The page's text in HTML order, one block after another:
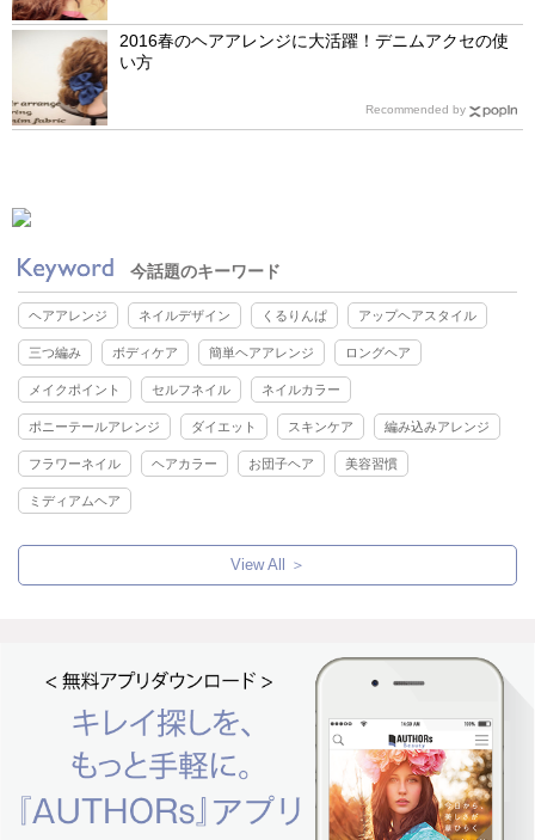
2016春のヘアアレンジに大活躍！デニムアクセの使
い方
Recommended by
今話題のキーワード
ヘアアレンジ ネイルデザイン くるりんぱ アップヘアスタイル
三つ編み ボディケア 簡単ヘアアレンジ ロングヘア
メイクポイント セルフネイル ネイルカラー
ポニーテールアレンジ ダイエット スキンケア 編み込みアレンジ
フラワーネイル ヘアカラー お団子ヘア 美容習慣
ミディアムヘア
View All ＞